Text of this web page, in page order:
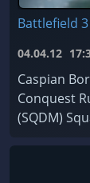
Battlefield 3
04.04.12
Caspian
Conquest Rush Small Conquest Squad Deathmatch